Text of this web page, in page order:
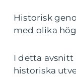
Historisk
med olika
I detta
historiska